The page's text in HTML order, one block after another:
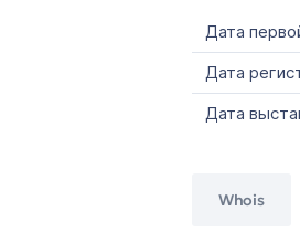
Дата
Дата
Дата
Whois